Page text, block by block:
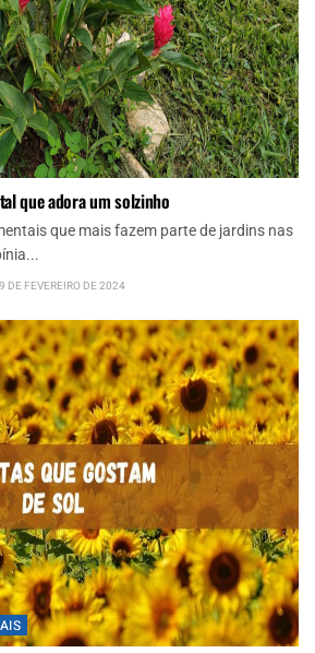
que adora um solzinho
que mais fazem parte de jardins nas
DE FEVEREIRO DE 2024